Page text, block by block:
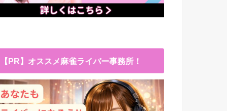
【PR】オススメ麻雀ライバー事務所！